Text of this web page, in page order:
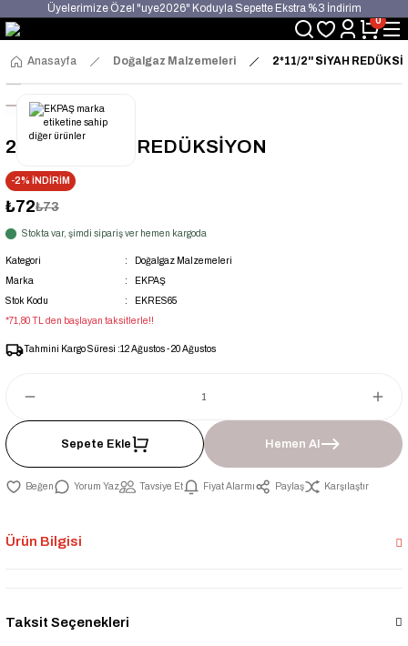
Üyelerimize Özel "uye2026" Koduyla Sepette Ekstra %3 İndirim
0
Anasayfa Doğalgaz Malzemeleri 2*11/2'' SİYAH
2*11/2'' SİYAH REDÜKSİYON
-2% İNDİRİM
₺72₺73
Stokta var, şimdi sipariş ver hemen kargoda
Kategori
Doğalgaz Malzemeleri
Marka
EKPAŞ
Stok Kodu
EKRES65
*71,80 TL den başlayan taksitlerle!!
Tahmini Kargo Süresi :12 Ağustos - 20 Ağustos
Sepete Ekle Hemen Al
Yorum Yaz Tavsiye Et Fiyat Alarmı Paylaş Karşılaştır
Ürün Bilgisi
Taksit Seçenekleri